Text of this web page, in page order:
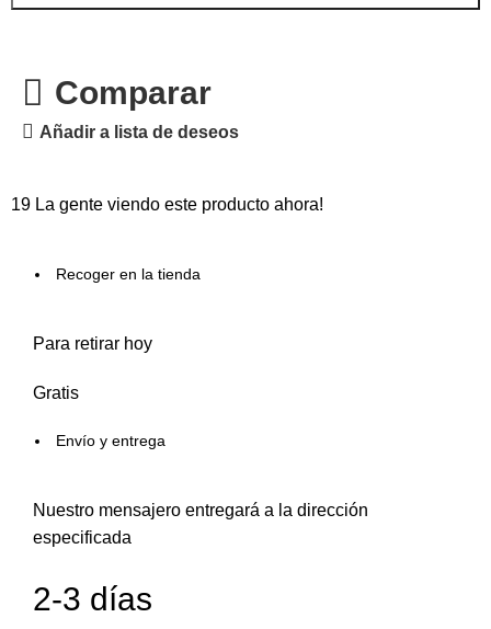
Comparar
Añadir a lista de deseos
19 La gente viendo este producto ahora!
Recoger en la tienda
Para retirar hoy
Gratis
Envío y entrega
Nuestro mensajero entregará a la dirección
especificada
2-3 días